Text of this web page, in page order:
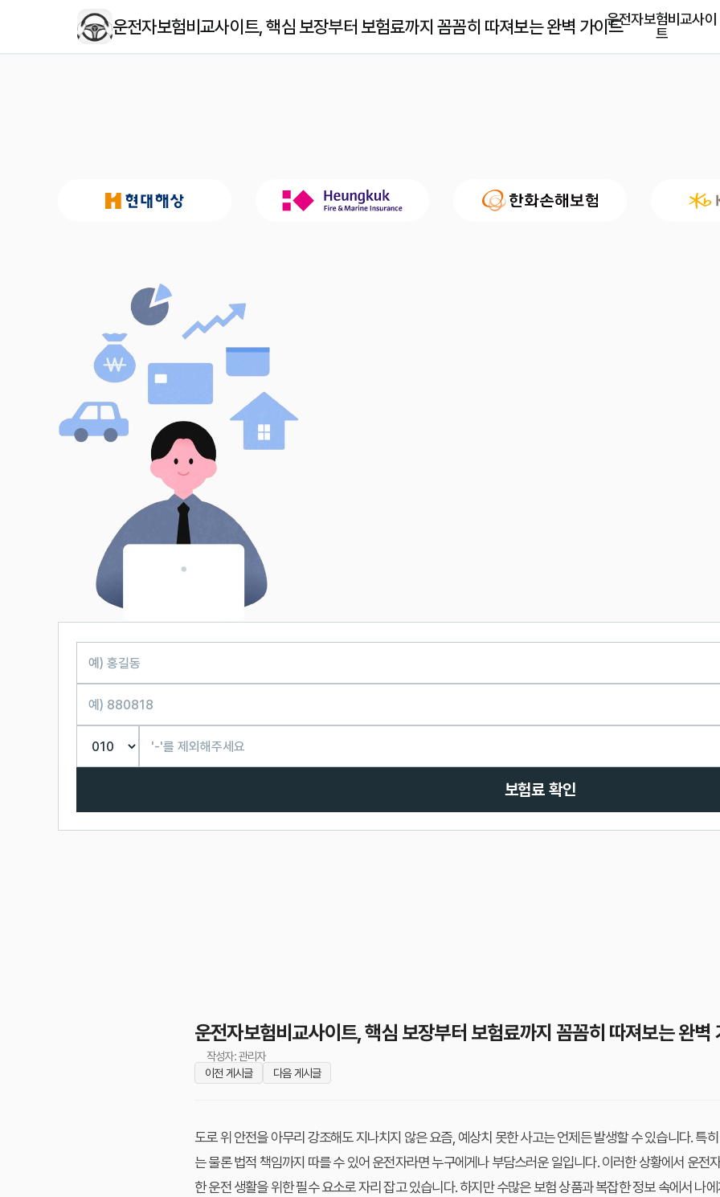
운전자보험비교사이트, 핵심 보장부터 보험료까지 꼼꼼히 따져보는 완벽 가이드운전자보험비교사이
트
보험료 확인
운전자보험비교사이트, 핵심 보장부터 보험료까지 꼼꼼히 따져보는 완벽
작성자: 관리자
이전 게시글
다음 게시글
도로 위 안전을 아무리 강조해도 지나치지 않은 요즘, 예상치 못한 사고는 언제든 발생할 수 있습니다. 특
는 물론 법적 책임까지 따를 수 있어 운전자라면 누구에게나 부담스러운 일입니다. 이러한 상황에서 운전
한 운전 생활을 위한 필수 요소로 자리 잡고 있습니다. 하지만 수많은 보험 상품과 복잡한 정보 속에서 나